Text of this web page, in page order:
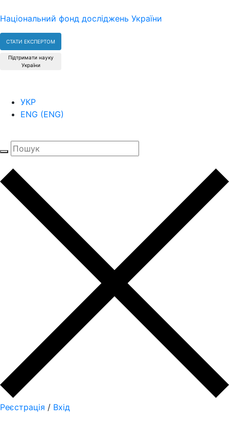
Національний фонд досліджень України
СТАТИ ЕКСПЕРТОМ
Підтримати науку
України
УКР
ENG (ENG)
Реєстрація / Вхід